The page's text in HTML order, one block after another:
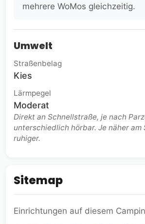
mehrere WoMos gleichzeitig.
Umwelt
Straßenbelag
Kies
Lärmpegel
Moderat
Direkt an Schnellstraße, je nach
unterschiedlich hörbar. Je näher am
ruhiger.
Sitemap
Einrichtungen auf diesem